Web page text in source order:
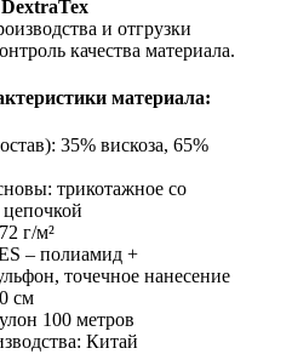
DextraTex
и отгрузки
качества материала.
материала:
35% вискоза, 65%
трикотажное со
г/м²
– полиамид +
точечное нанесение
см
100 метров
Китай